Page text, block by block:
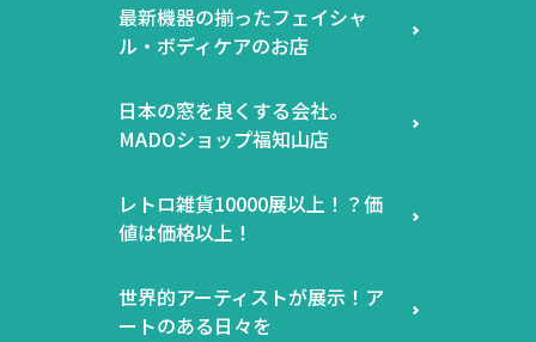
最新機器の揃ったフェイシャ
ル・ボディケアのお店
日本の窓を良くする会社。
MADOショップ福知山店
レトロ雑貨10000展以上！？価
値は価格以上！
世界的アーティストが展示！ア
ートのある日々を